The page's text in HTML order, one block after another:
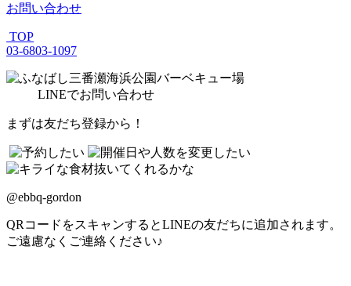
お問い合わせ
TOP
03-6803-1097
LINEでお問い合わせ
まずは友だち登録から！
@ebbq-gordon
QRコードをスキャンするとLINEの友だちに追加されます。
ご遠慮なくご連絡ください♪